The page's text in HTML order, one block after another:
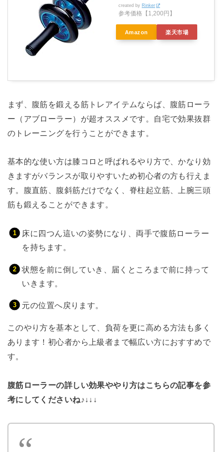
created by Rinker
参考価格【1,200円】
Amazon 楽天市場
まず、腹筋を鍛える筋トレアイテムならば、腹筋ローラ
ー（アブローラー）が超オススメです。自宅で効果抜群
のトレーニングを行うことができます。
基本的な使い方は膝コロと呼ばれるやり方で、かなり効
きますがバランスが取りやすいため初心者の方も行えま
す。腹直筋、腹斜筋だけでなく、脊柱起立筋、上腕三頭
筋も鍛えることができます。
床に四つん這いの姿勢になり、両手で腹筋ローラー
を持ちます。
状態を前に倒していき、届くところまで前に持って
いきます。
元の位置へ戻ります。
このやり方を基本として、負荷を更に高める方法も多く
あります！初心者から上級者まで幅広い方におすすめで
す。
腹筋ローラーの詳しい効果ややり方はこちらの記事を参
考にしてくださいね♪↓↓↓